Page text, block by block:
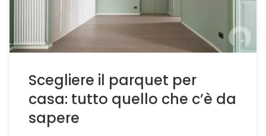
Scegliere il parquet per
casa: tutto quello che c’è da
sapere